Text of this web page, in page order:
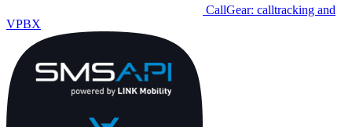
CallGear: calltracking and
VPBX